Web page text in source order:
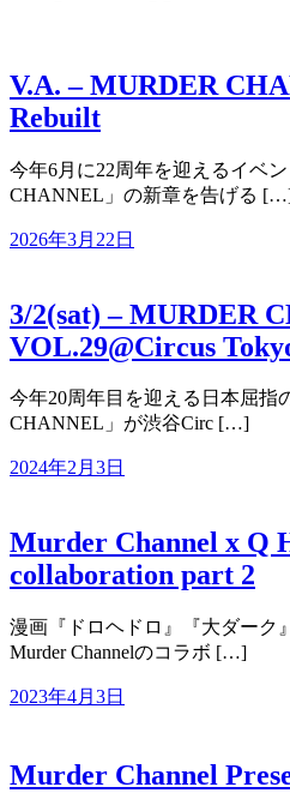
V.A. – MURDER
Rebuilt
今年6月に22周年を迎えるイベ
CHANNEL」の新章を告げる
2026年3月22日
3/2(sat) – MURDER
VOL.29@Circus
今年20周年目を迎える日本屈指
CHANNEL」が渋谷Circ […]
2024年2月3日
Murder Channel x Q
collaboration part 2
漫画『ドロヘドロ』『大ダーク
Murder Channelのコラボ […]
2023年4月3日
Murder Channel